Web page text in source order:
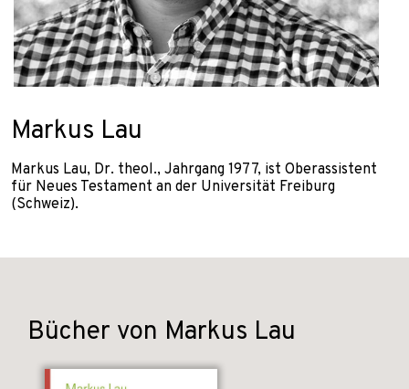
Markus Lau
Markus Lau, Dr. theol., Jahrgang 1977, ist Oberassistent
für Neues Testament an der Universität Freiburg
(Schweiz).
Bücher von Markus Lau